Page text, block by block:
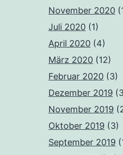
November 2020
Juli 2020 (1)
April 2020 (4)
März 2020 (12)
Februar 2020 (3)
Dezember 2019
November 2019
Oktober 2019 (3)
September 2019